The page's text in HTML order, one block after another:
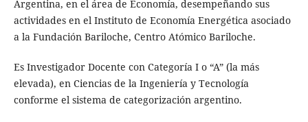
Argentina, en el área de Economía, desempeñando sus
actividades en el Instituto de Economía Energética asociado
a la Fundación Bariloche, Centro Atómico Bariloche.
Es Investigador Docente con Categoría I o “A” (la más
elevada), en Ciencias de la Ingeniería y Tecnología
conforme el sistema de categorización argentino.